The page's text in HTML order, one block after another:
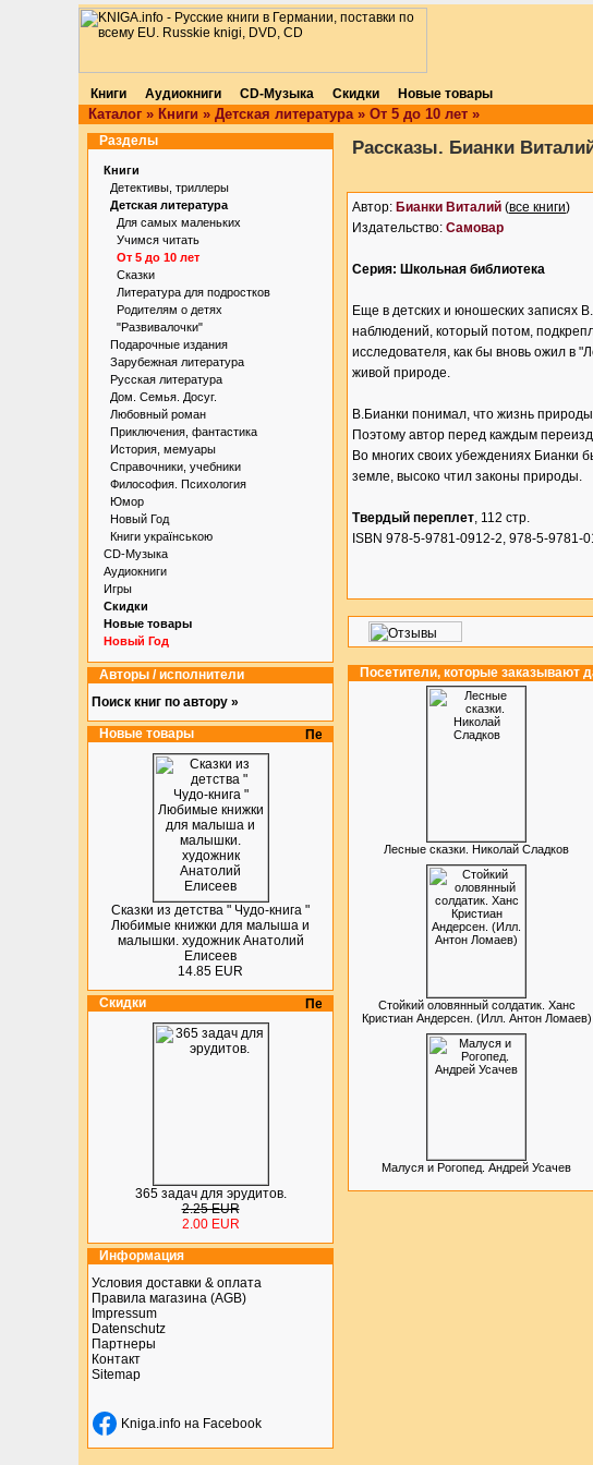
Книги Аудиокниги CD-Музыка Скидки Новые товары
Каталог » Книги » Детская литература» От 5 до 10 лет »
Разделы
Книги
Детективы, триллеры
Детская литература
Для самых маленьких
Учимся читать
От 5 до 10 лет
Сказки
Литература для подростков
Родителям о детях
"Развивалочки"
Подарочные издания
Зарубежная литература
Русская литература
Дом. Семья. Досуг.
Любовный роман
Приключения, фантастика
История, мемуары
Справочники, учебники
Философия. Психология
Юмор
Новый Год
Книги українською
CD-Музыка
Аудиокниги
Игры
Скидки
Новые товары
Новый Год
Авторы / исполнители
Поиск книг по автору »
Новые товары
Сказки из детства " Чудо-книга "
Любимые книжки для малыша и
малышки. художник Анатолий
Елисеев
14.85 EUR
Скидки
365 задач для эрудитов.
2.25 EUR
2.00 EUR
Информация
Условия доставки & оплата
Правила магазина (AGB)
Impressum
Datenschutz
Партнеры
Контакт
Sitemap
Kniga.info на Facebook
Рассказы. Бианки
Автор: Бианки Виталий (все книги)
Издательство: Самовар
Серия: Школьная библиотека
Еще в детских и юношеских записях
наблюдений, который потом,
исследователя, как бы вновь ожил в
живой природе.
В.Бианки понимал, что жизнь
Поэтому автор перед каждым
Во многих своих убеждениях Бианки
земле, высоко чтил законы природы.
Твердый переплет, 112 стр.
ISBN 978-5-9781-0912-2, 978-5-9781-
Посетители, которые заказывают
Лесные сказки. Николай Сладков
Стойкий оловянный солдатик. Ханс
Кристиан Андерсен. (Илл. Антон Ломаев)
Малуся и Рогопед. Андрей Усачев